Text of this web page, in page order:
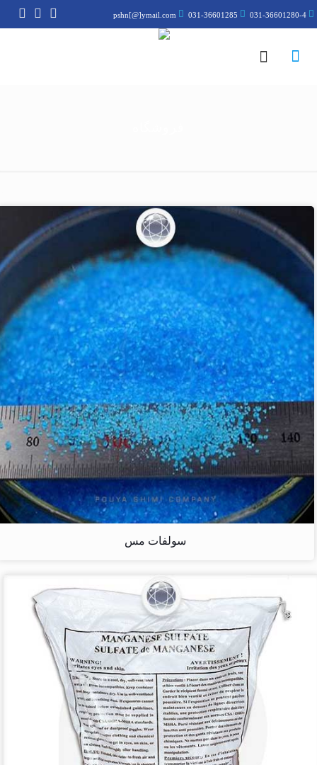
031-36601280-4
031-36601285
pshn[@]ymail.com
سولفات مس